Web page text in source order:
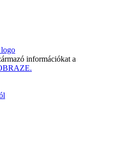
információkat a